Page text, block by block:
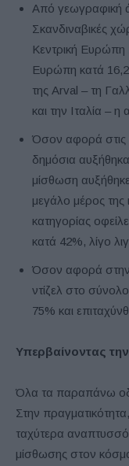
Από γεωγραφική
Σκανδιναβικές
Κεντρική Ευρώπη
Ευρώπη κατά
της Arval – τη
και την Ιταλία –
Όσον αφορά στις
δημόσια
μίσθωση
μεγάλο μέρος της
κατηγορίας
κατά 42%, λίγο
Όσον αφορά στην
ντίζελ στο
75% και
Υπερβαίνοντας
Όλα τα παραπάνω
Στην
ταχύτερα
μίσθωσης στον κόσμο.